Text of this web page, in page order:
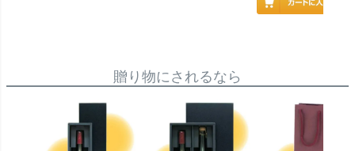
贈り物にされるなら